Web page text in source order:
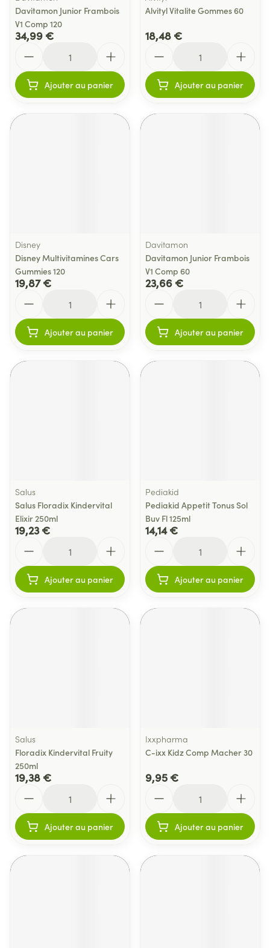
Davitamon Junior Frambois
V1 Comp 120
34,99 €
Ajouter au panier
Alvityl Vitalite Gommes 60
18,48 €
Ajouter au panier
Disney
Disney Multivitamines Cars
Gummies 120
19,87 €
Ajouter au panier
Davitamon
Davitamon Junior Frambois
V1 Comp 60
23,66 €
Ajouter au panier
Salus
Salus Floradix Kindervital
Elixir 250ml
19,23 €
Ajouter au panier
Pediakid
Pediakid Appetit Tonus Sol
Buv Fl 125ml
14,14 €
Ajouter au panier
Salus
Floradix Kindervital Fruity
250ml
19,38 €
Ajouter au panier
Ixxpharma
C-ixx Kidz Comp Macher 30
9,95 €
Ajouter au panier